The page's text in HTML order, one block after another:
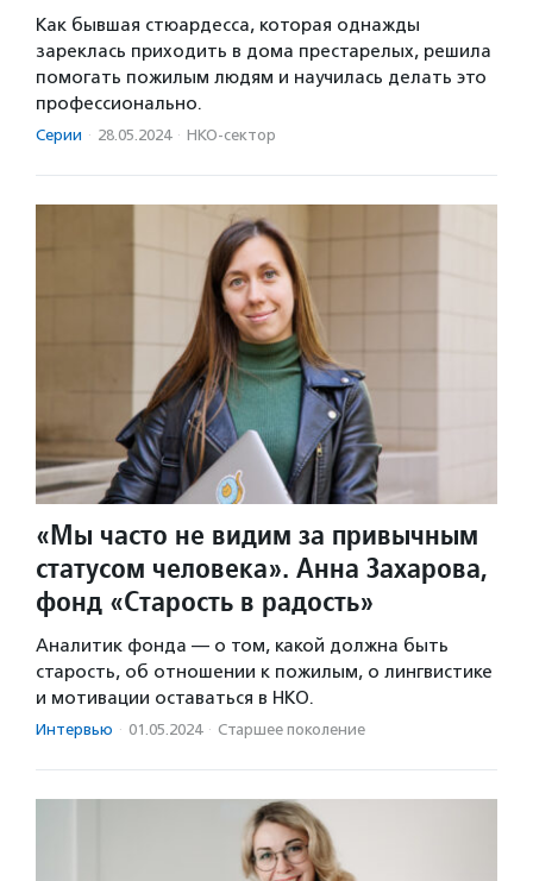
Как бывшая стюардесса, которая однажды
зареклась приходить в дома престарелых, решила
помогать пожилым людям и научилась делать это
профессионально.
Серии · 28.05.2024 · НКО-сектор
«Мы часто не видим за привычным
статусом человека». Анна Захарова,
фонд «Старость в радость»
Аналитик фонда — о том, какой должна быть
старость, об отношении к пожилым, о лингвистике
и мотивации оставаться в НКО.
Интервью · 01.05.2024 · Старшее поколение